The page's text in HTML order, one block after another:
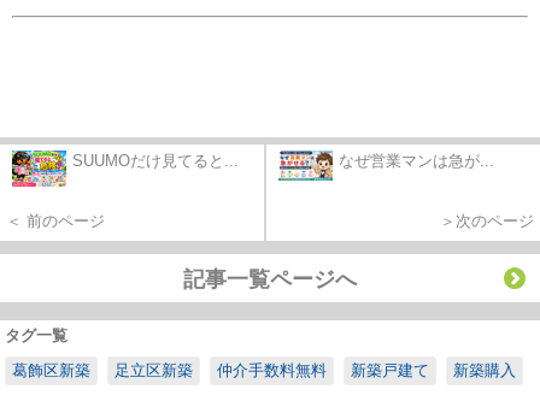
SUUMOだけ見てると...
＜ 前のページ
なぜ営業マンは急が...
＞次のページ
記事一覧ページへ
タグ一覧
葛飾区新築
足立区新築 仲介手数料無料 新築戸建て 新築購入